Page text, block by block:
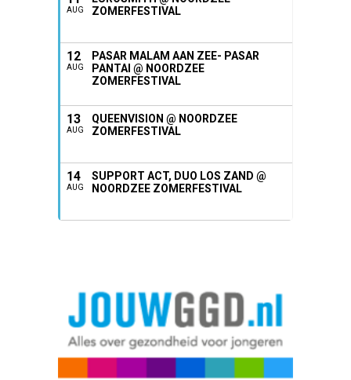
AUG
ZOMERFESTIVAL
12
AUG
PASAR MALAM AAN ZEE- PASAR
PANTAI @ NOORDZEE
ZOMERFESTIVAL
13
AUG
QUEENVISION @ NOORDZEE
ZOMERFESTIVAL
14
AUG
SUPPORT ACT, DUO LOS ZAND @
NOORDZEE ZOMERFESTIVAL